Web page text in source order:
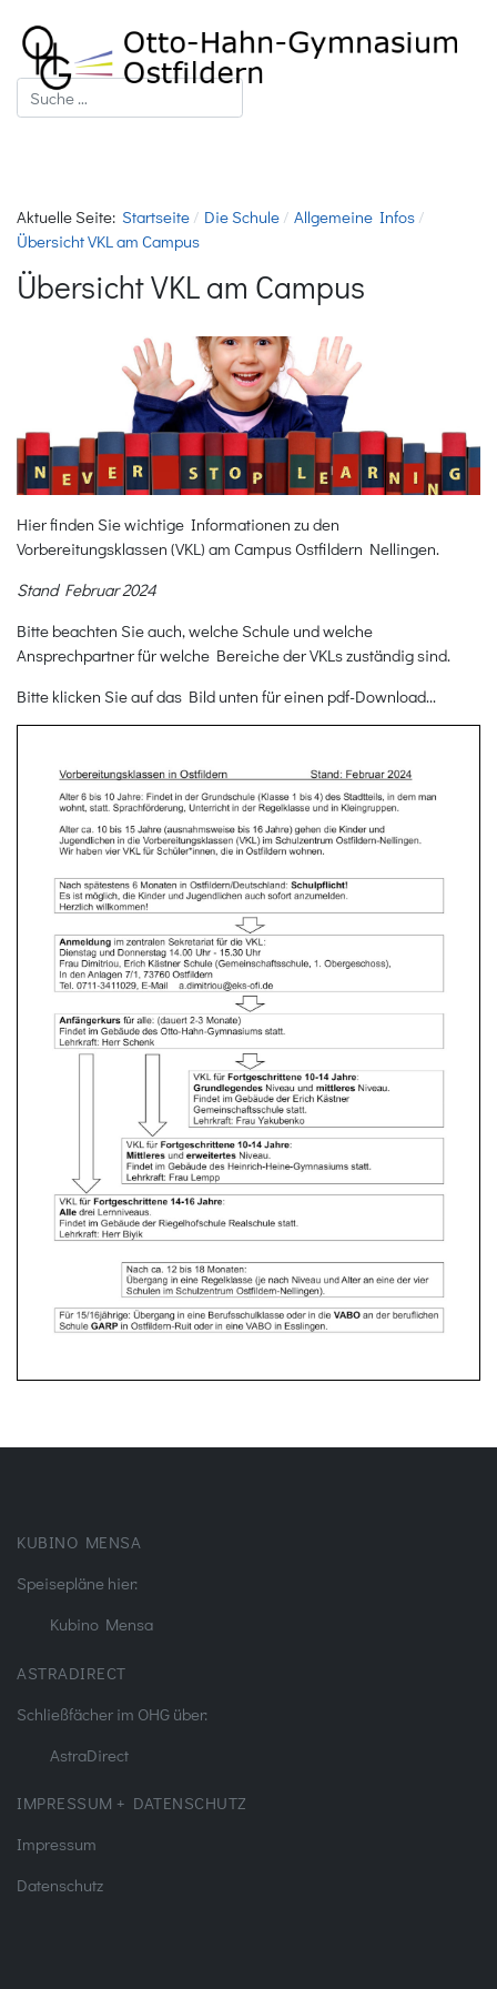
Suchen
Aktuelle Seite: Startseite Die Schule
Allgemeine Infos
Übersicht VKL am Campus
Übersicht VKL am Campus
Hier finden Sie wichtige Informationen zu den
Vorbereitungsklassen (VKL) am Campus Ostfildern Nellingen.
Stand Februar 2024
Bitte beachten Sie auch, welche Schule und welche
Ansprechpartner für welche Bereiche der VKLs zuständig sind.
Bitte klicken Sie auf das Bild unten für einen pdf-Download...
KUBINO MENSA
Speisepläne hier:
Kubino Mensa
ASTRADIRECT
Schließfächer im OHG über:
AstraDirect
IMPRESSUM + DATENSCHUTZ
Impressum
Datenschutz